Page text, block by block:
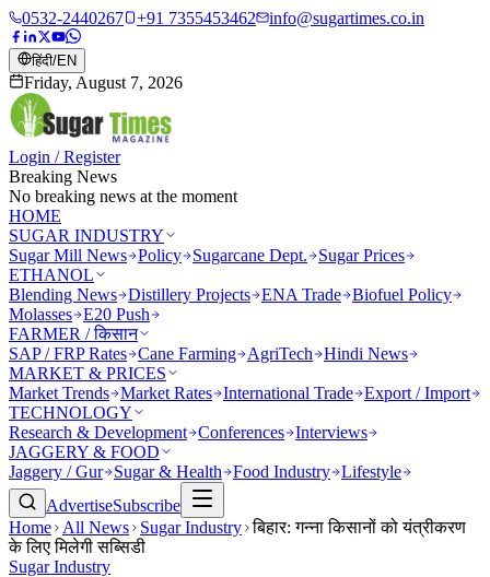
0532-2440267 +91 7355453462 info@sugartimes.co.in
हिंदी/EN
Friday, August 7, 2026
Login / Register
Breaking News
No breaking news at the moment
HOME
SUGAR INDUSTRY
Sugar Mill News Policy Sugarcane Dept.
Sugar Prices
ETHANOL
Blending News Distillery Projects ENA Trade Biofuel Policy
Molasses E20 Push
FARMER / किसान
SAP / FRP Rates Cane Farming AgriTech
Hindi News
MARKET & PRICES
Market Trends Market Rates International Trade Export / Import
TECHNOLOGY
Research & Development Conferences Interviews
JAGGERY & FOOD
Jaggery / Gur
Sugar & Health Food Industry Lifestyle
AdvertiseSubscribe
Home
All News Sugar Industry बिहार: गन्ना किसानों को यंत्रीकरण
के लिए मिलेगी सब्सिडी
Sugar Industry